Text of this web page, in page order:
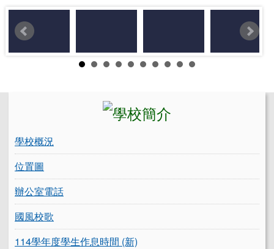
學校概況
位置圖
辦公室電話
國風校歌
114學年度學生作息時間 (新)